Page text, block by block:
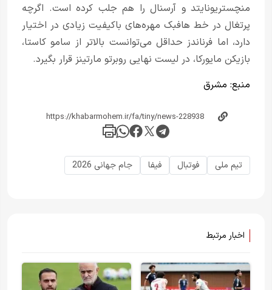
منچستریونایتد و آرسنال را هم جلب کرده است. اگرچه
پرتغال در خط هافبک مهره‌های باکیفیت زیادی در اختیار
دارد، اما فرناندز حداقل می‌توانست بالاتر از سامو کاستا،
بازیکن مایورکا، در لیست نهایی روبرتو مارتینز قرار بگیرد.
منبع: مشرق
تیم ملی فوتبال فیفا جام جهانی 2026
اخبار مرتبط